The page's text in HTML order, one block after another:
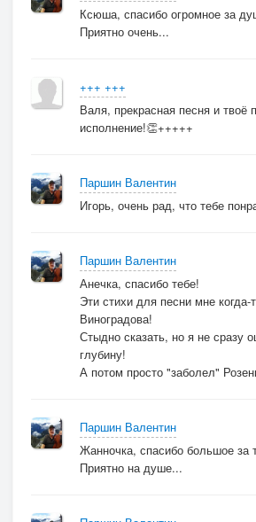
Ксюша, спасибо огромное за
Приятно очень...
+++ +++
Валя, прекрасная песня и твоё
исполнение!👏+++++
Паршин Валентин
Игорь, очень рад, что тебе
Паршин Валентин
Анечка, спасибо тебе!
Эти стихи для песни мне
Виноградова!
Стыдно сказать, но я не сразу
глубину!
А потом просто "заболел"
Паршин Валентин
Жанночка, спасибо большое за
Приятно на душе...